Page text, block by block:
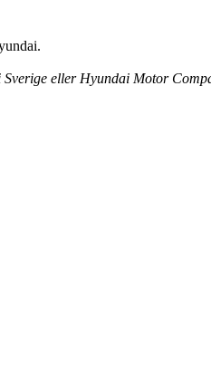
eller Hyundai Motor